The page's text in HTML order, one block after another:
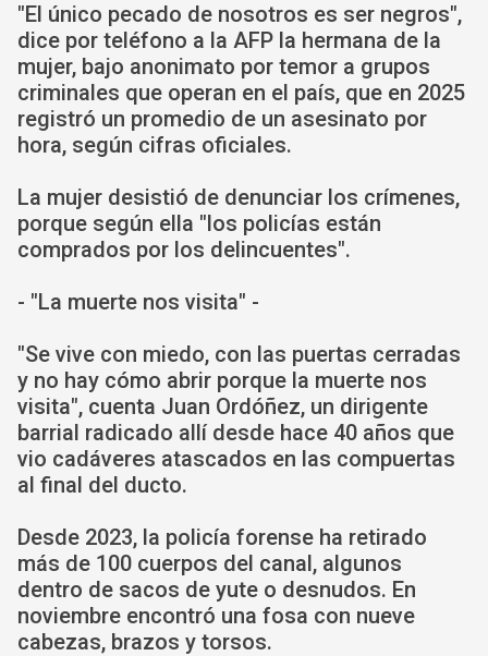
"El único pecado de nosotros es ser negros",
dice por teléfono a la AFP la hermana de la
mujer, bajo anonimato por temor a grupos
criminales que operan en el país, que en 2025
registró un promedio de un asesinato por
hora, según cifras oficiales.
La mujer desistió de denunciar los crímenes,
porque según ella "los policías están
comprados por los delincuentes".
- "La muerte nos visita" -
"Se vive con miedo, con las puertas cerradas
y no hay cómo abrir porque la muerte nos
visita", cuenta Juan Ordóñez, un dirigente
barrial radicado allí desde hace 40 años que
vio cadáveres atascados en las compuertas
al final del ducto.
Desde 2023, la policía forense ha retirado
más de 100 cuerpos del canal, algunos
dentro de sacos de yute o desnudos. En
noviembre encontró una fosa con nueve
cabezas, brazos y torsos.